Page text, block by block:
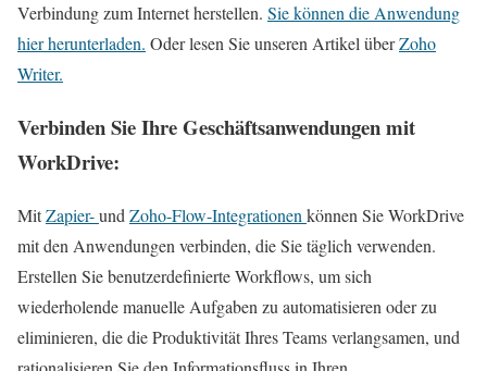
Verbindung zum Internet herstellen. Sie können die Anwendung
hier herunterladen. Oder lesen Sie unseren Artikel überZoho
Writer.
Verbinden Sie Ihre Geschäftsanwendungen mit
WorkDrive:
MitZapier-und Zoho-Flow-Integrationen können Sie WorkDrive
mit den Anwendungen verbinden, die Sie täglich verwenden.
Erstellen Sie benutzerdefinierte Workflows, um sich
wiederholende manuelle Aufgaben zu automatisieren oder zu
eliminieren, die die Produktivität Ihres Teams verlangsamen, und